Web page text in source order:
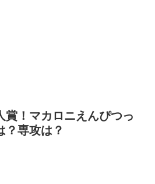
賞！マカロニえんぴつっ
？専攻は？